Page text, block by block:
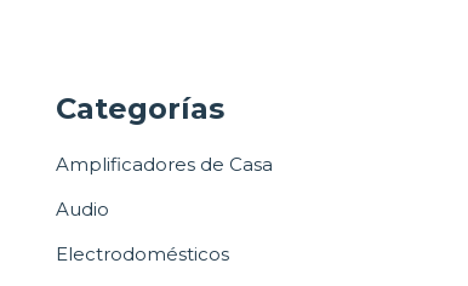
Categorías
Amplificadores de Casa
Audio
Electrodomésticos